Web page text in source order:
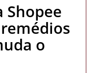
Shopee
o